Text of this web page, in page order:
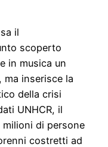
il
scoperto
in musica un
inserisce la
della crisi
UNHCR, il
di persone
costretti ad